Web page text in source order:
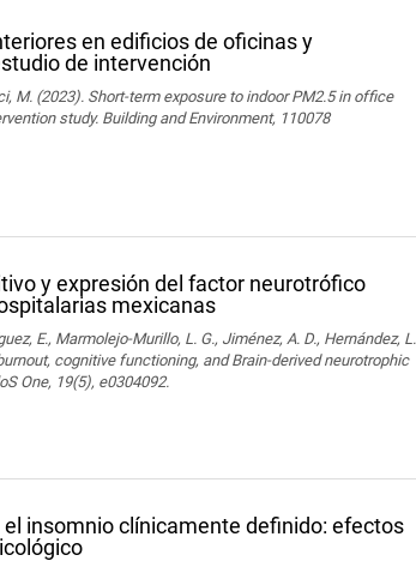
en edificios de oficinas y
de intervención
M. (2023). Short-term exposure to indoor PM2.5 in office
study. Building and Environment, 110078
y expresión del factor neurotrófico
mexicanas
E., Marmolejo-Murillo, L. G., Jiménez, A. D., Hernández, L.
cognitive functioning, and Brain-derived neurotrophic
One, 19(5), e0304092.
insomnio clínicamente definido: efectos